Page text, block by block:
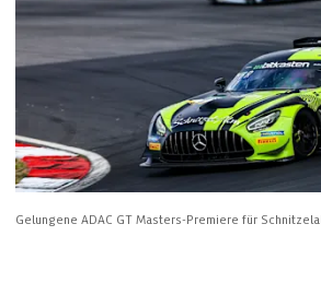
Gelungene ADAC GT Masters-Premiere für